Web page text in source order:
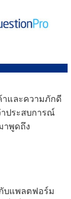
และความภักดี
าประสบการณ์
าพูดถึง
บแพลตฟอร์ม